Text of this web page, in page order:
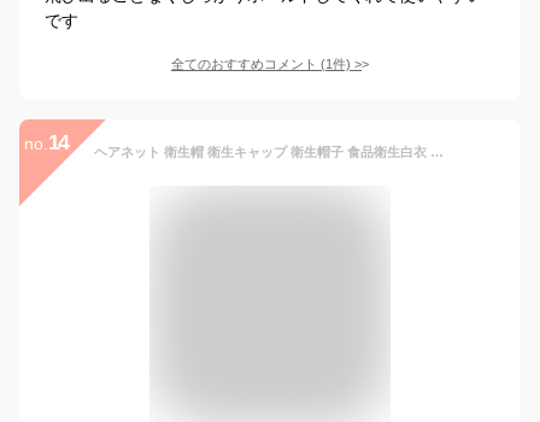
です
全てのおすすめコメント (1件) >
no. 14 ヘアネット 衛生帽 衛生キャップ 衛生帽子 食品衛生白衣 衛生衣 住商モンブラン ヘアーネット 兼用 HN-91 食品工場 食品加工 制服 ユニフォーム 安い コンパクト